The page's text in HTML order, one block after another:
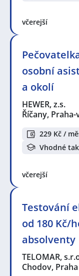
včerejší
osobní
a okolí
HEWER, z.s.
Říčany,
229 Kč /
Vhodné
včerejší
Testování
od 180 Kč/
absolventy
TELOMAR,
Chodov, Praha